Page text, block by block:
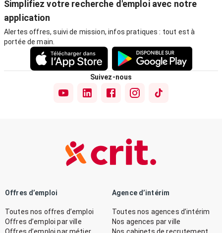
Simplifiez votre recherche d'emploi avec notre
application
Alertes offres, suivi de mission, infos pratiques : tout est à
portée de main.
Suivez-nous
Offres d’emploi
Toutes nos offres d’emploi
Offres d’emploi par ville
Agence d’intérim
Toutes nos agences d’intérim
Nos agences par ville